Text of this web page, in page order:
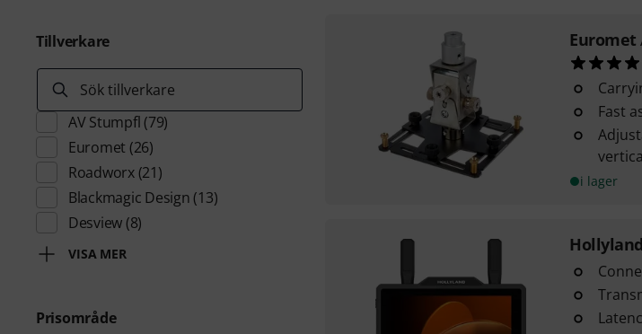
Tillverkare
Sök tillverkare
AV Stumpfl (79)
Euromet (26)
Roadworx(21)
Blackmagic Design (13)
Desview (8)
VISA MER
Prisområde
Euromet
Fast
i lager
Hollyland